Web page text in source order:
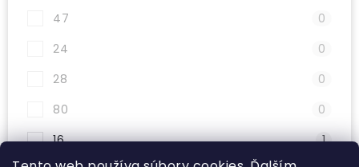
47
0
24
0
28
0
80
0
16
1